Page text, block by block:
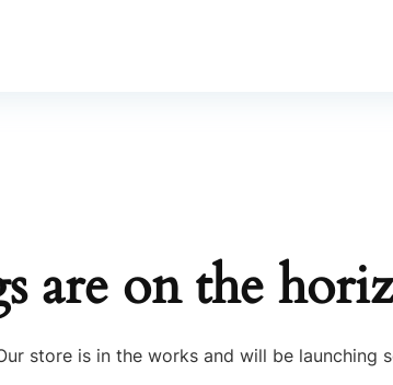
are on the
store is in the works and will be launching